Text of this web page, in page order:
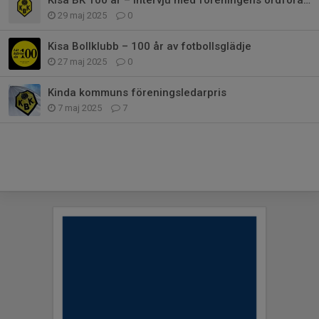
29 maj 2025 0
Kisa Bollklubb – 100 år av fotbollsglädje
27 maj 2025 0
Kinda kommuns föreningsledarpris
7 maj 2025 7